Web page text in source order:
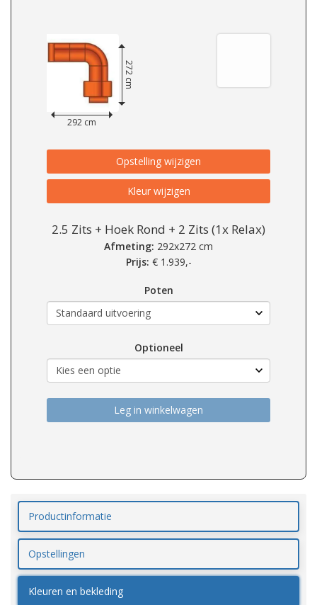
292 cm
272 cm
Opstelling wijzigen
Kleur wijzigen
2.5 Zits + Hoek Rond + 2 Zits (1x Relax)
Afmeting: 292x272 cm
Prijs: € 1.939,-
Poten
Optioneel
Leg in winkelwagen
Productinformatie
Opstellingen
Kleuren en bekleding